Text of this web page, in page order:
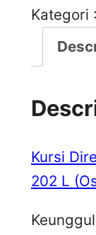
Kategori :
Kursi
202 L